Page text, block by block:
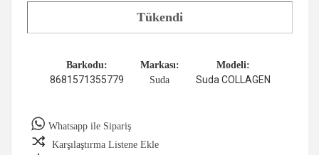
Tükendi
Barkodu:
8681571355779
Markası:
Suda
Modeli:
Suda COLLAGEN
Whatsapp ile Sipariş
Karşılaştırma Listene Ekle